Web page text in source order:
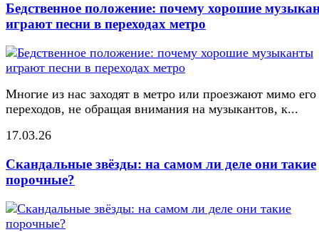
Бедственное положение: почему хорошие
играют песни в переходах метро
Многие из нас заходят в метро или проезжают мимо его
переходов, не обращая внимания на музыкантов, к...
17.03.26
Скандальные звёзды: на самом ли деле они такие
порочные?